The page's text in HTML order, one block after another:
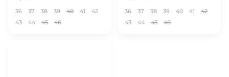
36 37 38 39 40 41
42
43
44 45 46
36 37 38 39 40 41
42
43
44 45 46